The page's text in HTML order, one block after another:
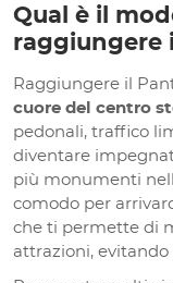
Qual è il
raggiungere
Raggiungere il
cuore del centro
pedonali, traffico
diventare
più monumenti
comodo per
che ti permette di
attrazioni,